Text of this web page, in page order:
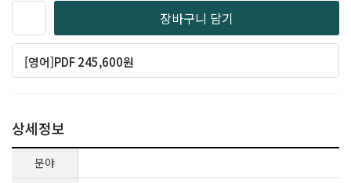
장바구니 담기
[영어]PDF 245,600원
상세정보
분야